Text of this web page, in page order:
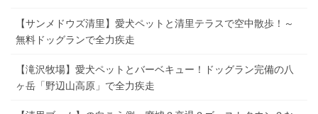
【サンメドウズ清里】愛犬ペットと清里テラスで空中散歩！～
無料ドッグランで全力疾走
【滝沢牧場】愛犬ペットとバーベキュー！ドッグラン完備の八
ヶ岳「野辺山高原」で全力疾走